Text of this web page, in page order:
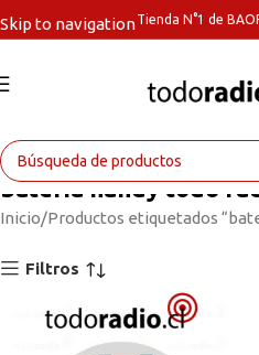
Skip to navigationTienda N°1 de
bateria handy todo
Inicio Productos etiquetados
Filtros